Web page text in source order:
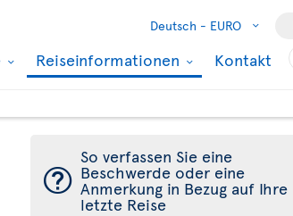
Deutsch - EURO
Reiseinformationen Kontakt
¯
So verfassen Sie eine
Beschwerde oder eine
Anmerkung in Bezug auf Ihre
letzte Reise